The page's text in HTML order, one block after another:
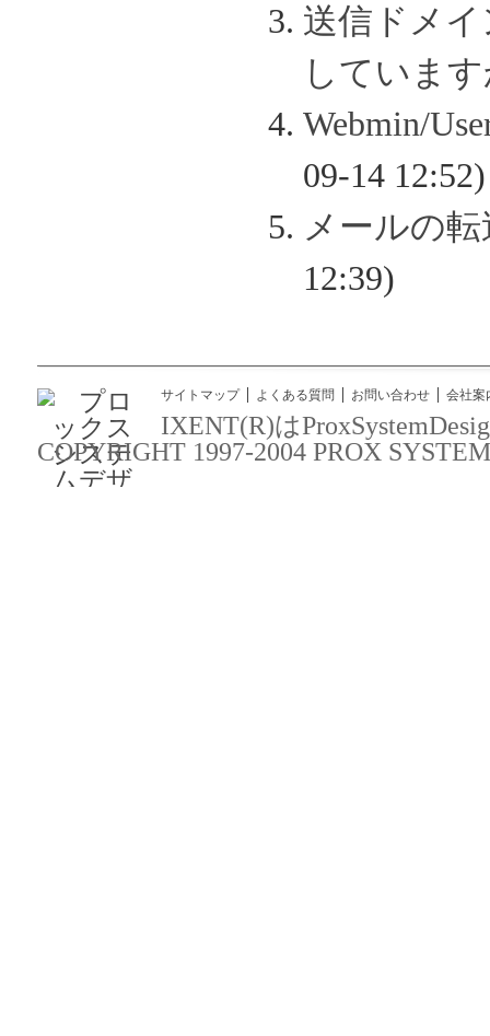
送信ドメイ
していま
Webmin/
09-14 12:52)
メールの
12:39)
サイトマップ よくある質問 お問い合わせ 会社案
IXENT(R)は
COPYRIGHT 1997-2004 PROX